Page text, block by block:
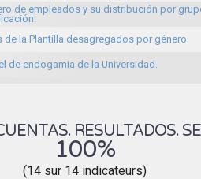
de empleados y su distribución por
de la Plantilla desagregados por género.
de endogamia de la Universidad.
RESULTADOS.
100%
(14 sur 14 indicateurs)